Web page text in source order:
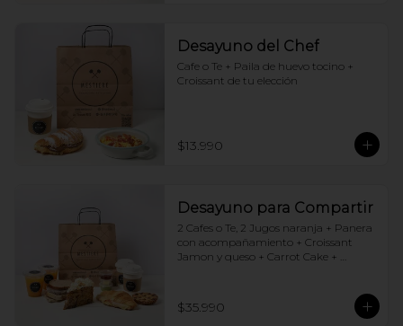
Desayuno del Chef
Cafe o Te + Paila de huevo tocino +
Croissant de tu elección
$13.990
Desayuno para Compartir
2 Cafes o Te, 2 Jugos naranja + Panera
con acompañamiento + Croissant
Jamon y queso + Carrot Cake +
$35.990